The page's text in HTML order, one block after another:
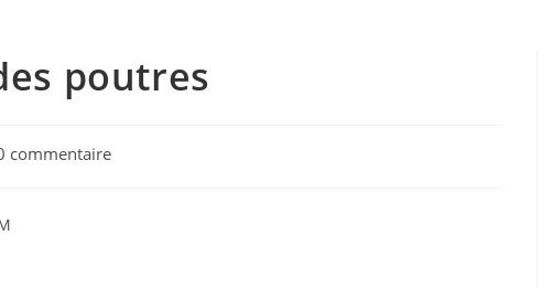
poutres
:
commentaire